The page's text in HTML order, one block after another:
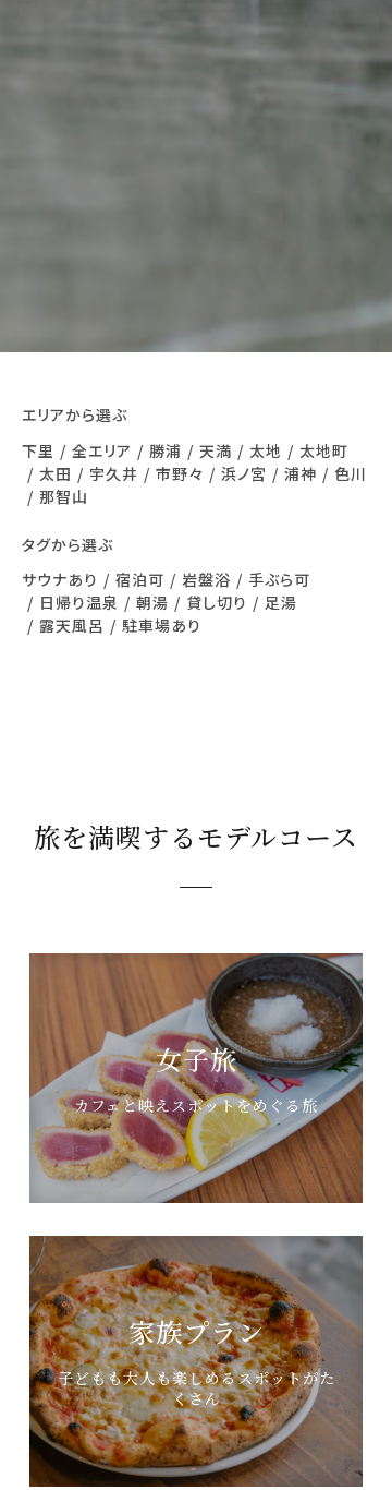
エリアから選ぶ
下里
全エリア 勝浦 天満 太地
太地町
太田
宇久井 市野々 浜ノ宮 浦神
色川
那智山
タグから選ぶ
サウナあり
宿泊可 岩盤浴
手ぶら可
日帰り温泉
朝湯 貸し切り
足湯
露天風呂
駐車場あり
旅を満喫するモデルコース
女子旅
カフェと映えスポットをめぐる旅
家族プラン
子どもも大人も楽しめるスポットがた
くさん